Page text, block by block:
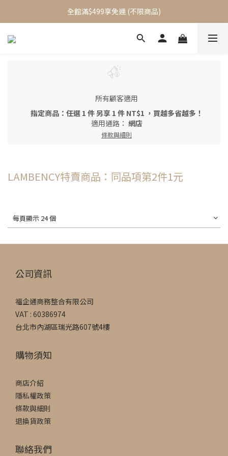
加入會員立即送$100元購物金
全館滿$499享免運 (不限商品)
加入會員立即送$100元購物金
所有顧客適用
指定商品：任選 1 件 另享 1 件 NT$1 ，買越多省越多！
適用通路： 網店
條款與細則
LAMBENCY特賣商品：同品項第2件1元
每頁顯示 24 個
公司資訊
福企通商務整合有限公司
VAT : 60386974
台北市內湖區瑞光路607號4樓
購物須知
商店介紹
隱私權政策
條款與細則
退換貨政策
聯絡我們